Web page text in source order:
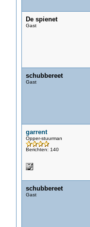
De spienet
Gast
schubbereet
Gast
garrent
Opper-stuurman
Berichten: 140
schubbereet
Gast